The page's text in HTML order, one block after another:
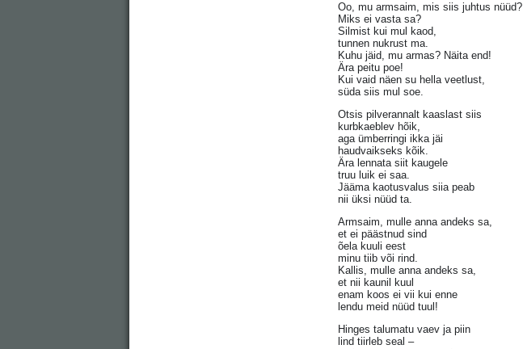
Oo, mu armsaim, mis siis juhtus nüüd?
Miks ei vasta sa?
Silmist kui mul kaod,
tunnen nukrust ma.
Kuhu jäid, mu armas? Näita end!
Ära peitu poe!
Kui vaid näen su hella veetlust,
süda siis mul soe.
Otsis pilverannalt kaaslast siis
kurbkaeblev hõik,
aga ümberringi ikka jäi
haudvaikseks kõik.
Ära lennata siit kaugele
truu luik ei saa.
Jääma kaotusvalus siia peab
nii üksi nüüd ta.
Armsaim, mulle anna andeks sa,
et ei päästnud sind
õela kuuli eest
minu tiib või rind.
Kallis, mulle anna andeks sa,
et nii kaunil kuul
enam koos ei vii kui enne
lendu meid nüüd tuul!
Hinges talumatu vaev ja piin
lind tiirleb seal –